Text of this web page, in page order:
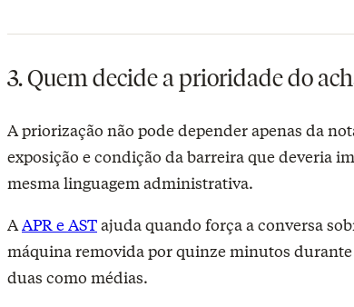
3. Quem decide a prioridade do
A priorização não pode depender apenas da
exposição e condição da barreira que deveria
mesma linguagem administrativa.
AAPR e ASTajuda quando força a conversa
máquina removida por quinze minutos
duas como médias.